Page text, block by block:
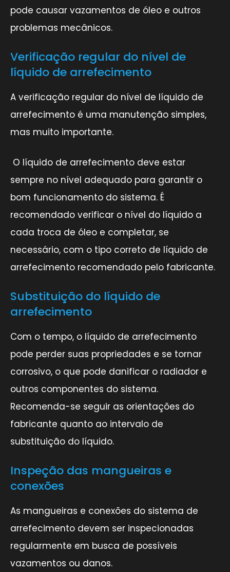
pode causar vazamentos de óleo e outros
problemas mecânicos.
Verificação regular do nível de
líquido de arrefecimento
A verificação regular do nível de líquido de
arrefecimento é uma manutenção simples,
mas muito importante.
O líquido de arrefecimento deve estar
sempre no nível adequado para garantir o
bom funcionamento do sistema. É
recomendado verificar o nível do líquido a
cada troca de óleo e completar, se
necessário, com o tipo correto de líquido de
arrefecimento recomendado pelo fabricante.
Substituição do líquido de
arrefecimento
Com o tempo, o líquido de arrefecimento
pode perder suas propriedades e se tornar
corrosivo, o que pode danificar o radiador e
outros componentes do sistema.
Recomenda-se seguir as orientações do
fabricante quanto ao intervalo de
substituição do líquido.
Inspeção das mangueiras e
conexões
As mangueiras e conexões do sistema de
arrefecimento devem ser inspecionadas
regularmente em busca de possíveis
vazamentos ou danos.